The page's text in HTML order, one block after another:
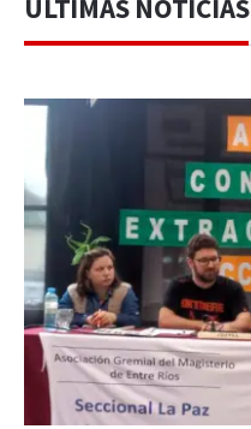
ÚLTIMAS NOTICIAS